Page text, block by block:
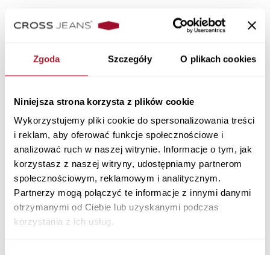
Zgoda Szczegóły O plikach cookies
Niniejsza strona korzysta z plików cookie
Wykorzystujemy pliki cookie do spersonalizowania treści
i reklam, aby oferować funkcje społecznościowe i
analizować ruch w naszej witrynie. Informacje o tym, jak
korzystasz z naszej witryny, udostępniamy partnerom
społecznościowym, reklamowym i analitycznym.
Partnerzy mogą połączyć te informacje z innymi danymi
otrzymanymi od Ciebie lub uzyskanymi podczas
korzystania z ich usług.